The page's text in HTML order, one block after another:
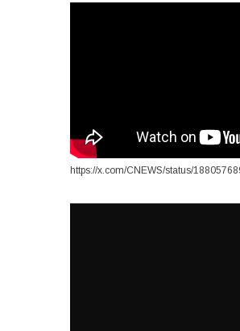
https://x.com/CNEWS/status/